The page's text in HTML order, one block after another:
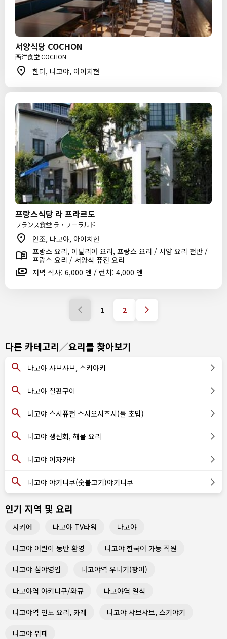
서양식당 COCHON
西洋食堂 COCHON
한다, 나고야, 아이치현
프랑스식당 라 프라르도
フランス食堂 ラ・プーラルド
안조, 나고야, 아이치현
프랑스 요리, 이탈리아 요리, 프랑스 요리 / 서양 요리 전반 /
프랑스 요리 / 서양식 퓨전 요리
저녁 식사: 6,000 엔 / 런치: 4,000 엔
1 2
다른 카테고리／요리를 찾아보기
나고야 샤브샤브, 스키야키
나고야 철판구이
나고야 스시퓨전 스시오시즈시(틀 초밥)
나고야 생선회, 해물 요리
나고야 이자카야
나고야 야키니쿠(숯불고기)야키니쿠
인기 지역 및 요리
사카에 나고야 TV타워 나고야
나고야 어린이 동반 환영 나고야 한국어 가능 직원
나고야 심야영업 나고야역 우나기(장어)
나고야역 야키니쿠/와규 나고야역 일식
나고야역 인도 요리, 카레 나고야 샤브샤브, 스키야키
나고야 뷔페